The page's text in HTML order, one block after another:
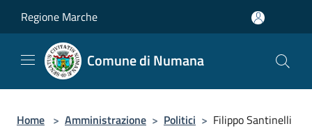
Regione Marche
Comune di Numana
Home > Amministrazione > Politici > Filippo Santinelli